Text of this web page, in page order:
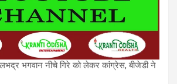
भगवान नीचे गिरे को लेकर कांग्रेस, बीजेडी ने